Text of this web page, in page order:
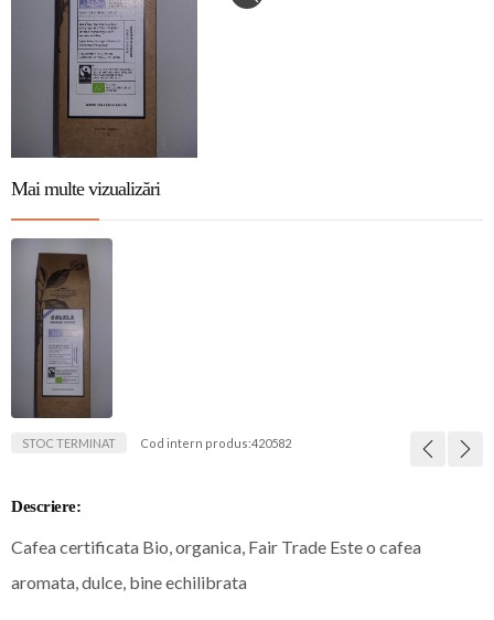
Mai multe vizualizări
STOC TERMINAT Cod intern produs:420582
Descriere:
Cafea certificata Bio, organica, Fair Trade Este o cafea
aromata, dulce, bine echilibrata